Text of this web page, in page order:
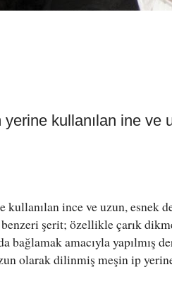
yerine kullanılan ine ve
kullanılan ince ve uzun, esnek
şerit; özellikle çarık
bağlamak amacıyla yapılmış
olarak dilinmiş meşin ip